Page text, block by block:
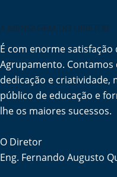
A MENSAGEM DO DIRETOR
É com enorme
Agrupamento.
dedicação e criatividade,
público de educação e
lhe os maiores sucessos.
O Diretor
Eng. Fernando Augusto